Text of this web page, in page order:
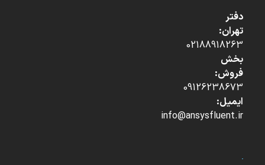
دفتر
تهران:
02188918263
بخش
فروش:
09126238673
ایمیل:
info@ansysfluent.ir